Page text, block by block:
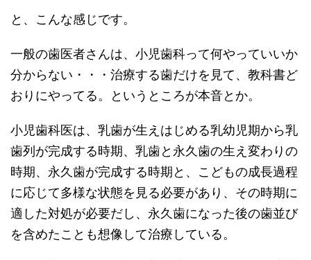
と、こんな感じです。
一般の歯医者さんは、小児歯科って何やっていいか
分からない・・・治療する歯だけを見て、教科書ど
おりにやってる。というところが本音とか。
小児歯科医は、乳歯が生えはじめる乳幼児期から乳
歯列が完成する時期、乳歯と永久歯の生え変わりの
時期、永久歯が完成する時期と、こどもの成長過程
に応じて多様な状態を見る必要があり、その時期に
適した対処が必要だし、永久歯になった後の歯並び
を含めたことも想像して治療している。